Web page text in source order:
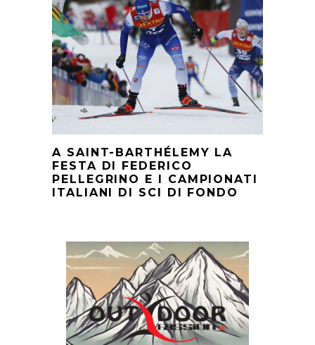
A SAINT-BARTHÉLEMY LA
FESTA DI FEDERICO
PELLEGRINO E I CAMPIONATI
ITALIANI DI SCI DI FONDO